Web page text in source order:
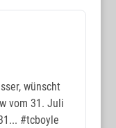
wünscht
vom 31. Juli
#tcboyle